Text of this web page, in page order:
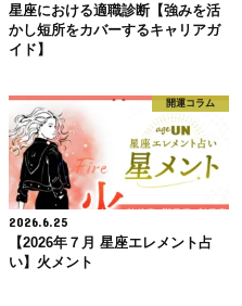
星座における適職診断【強みを活
かし短所をカバーするキャリアガ
イド】
開運コラム
2026.6.25
【2026年７月 星座エレメント占
い】火メント